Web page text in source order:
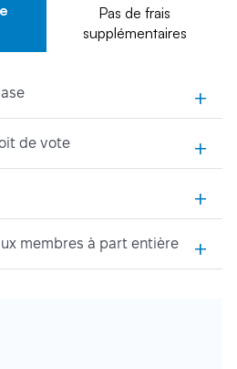
Pas de frais
supplémentaires
+
de vote +
+
membres à part entière +